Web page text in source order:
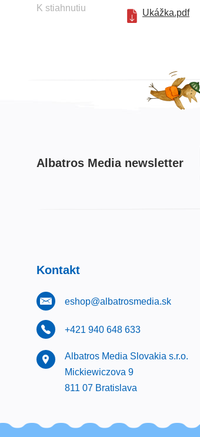
K stiahnutiu Ukážka.pdf
Albatros Media newsletter
Kontakt
eshop@albatrosmedia.sk
+421 940 648 633
Albatros Media Slovakia s.r.o.
Mickiewiczova 9
811 07 Bratislava